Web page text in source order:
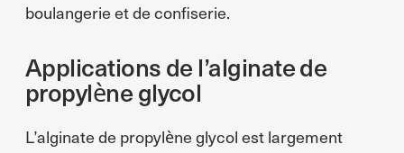
boulangerie et de confiserie.
Applications de l’alginate de
propylène glycol
L’alginate de propylène glycol est largement